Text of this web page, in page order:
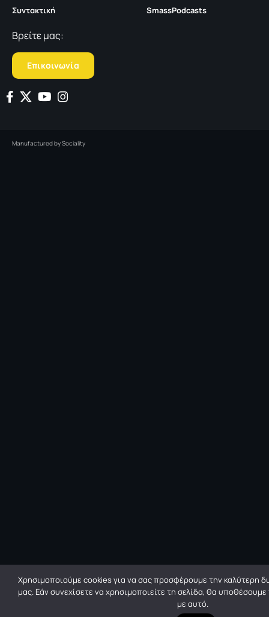
Συντακτική
SmassPodcasts
Βρείτε μας:
Επικοινωνία
Manufactured bySociality
Χρησιμοποιούμε cookies για να σας προσφέρουμε την καλύτερη
μας. Εάν συνεχίσετε να χρησιμοποιείτε τη σελίδα, θα
με αυτό.